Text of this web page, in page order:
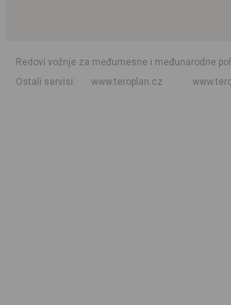
Redovi vožnje za međumesne i međunarodne
Ostali servisi
www.teroplan.cz